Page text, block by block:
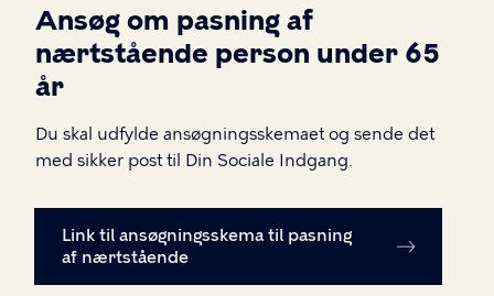
Ansøg om pasning af
nærtstående person under 65
år
Du skal udfylde ansøgningsskemaet og sende det
med sikker post til Din Sociale Indgang.
Link til ansøgningsskema til pasning
af nærtstående